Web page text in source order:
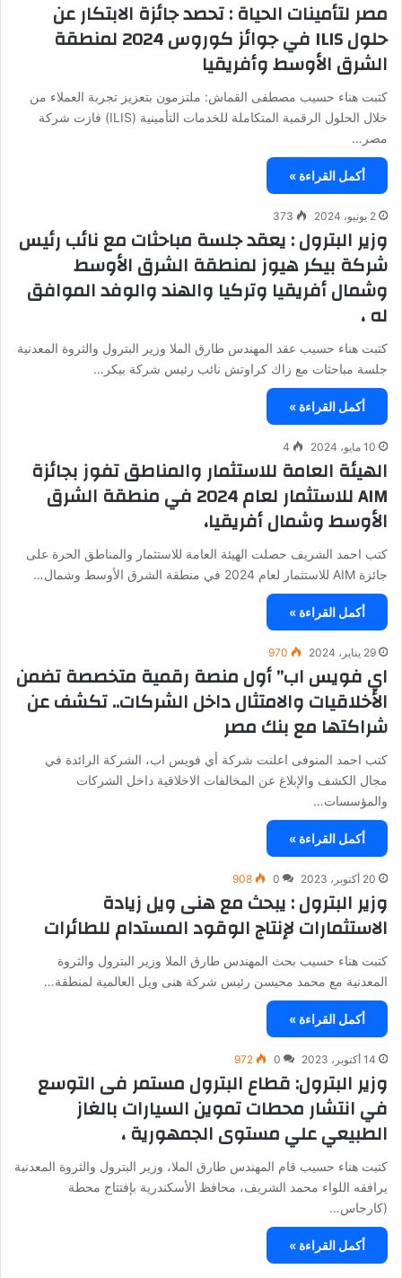
مصر لتأمينات الحياة : تحصد جائزة الابتكار عن
حلول ILIS في جوائز كوروس 2024 لمنطقة
الشرق الأوسط وأفريقيا
كتبت هناء حسيب مصطفى القماش: ملتزمون بتعزيز تجربة العملاء من
خلال الحلول الرقمية المتكاملة للخدمات التأمينية (ILIS) فازت شركة
مصر…
أكمل القراءة »
2 يونيو، 2024 373
وزير البترول : يعقد جلسة مباحثات مع نائب رئيس
شركة بيكر هيوز لمنطقة الشرق الأوسط
وشمال أفريقيا وتركيا والهند والوفد الموافق
له ،
كتبت هناء حسيب عقد المهندس طارق الملا وزير البترول والثروة المعدنية
جلسة مباحثات مع زاك كراوتش نائب رئيس شركة بيكر…
أكمل القراءة »
10 مايو، 2024 4
الهيئة العامة للاستثمار والمناطق تفوز بجائزة
AIM للاستثمار لعام 2024 في منطقة الشرق
الأوسط وشمال أفريقيا،
كتب احمد الشريف حصلت الهيئة العامة للاستثمار والمناطق الحرة على
جائزة AIM للاستثمار لعام 2024 في منطقة الشرق الأوسط وشمال…
أكمل القراءة »
29 يناير، 2024 970
اي فويس اب” أول منصة رقمية متخصصة تضمن
الأخلاقيات والامتثال داخل الشركات.. تكشف عن
شراكتها مع بنك مصر
كتب احمد المنوفى اعلنت شركة أي فويس اب، الشركة الرائدة في
مجال الكشف والإبلاغ عن المخالفات الاخلاقية داخل الشركات
والمؤسسات…
أكمل القراءة »
20 أكتوبر، 2023 0
908
وزير البترول : يبحث مع هنى ويل زيادة
الاستثمارات لإنتاج الوقود المستدام للطائرات
كتبت هناء حسيب بحث المهندس طارق الملا وزير البترول والثروة
المعدنية مع محمد محيسن رئيس شركة هنى ويل العالمية لمنطقة…
أكمل القراءة »
14 أكتوبر، 2023 0
972
وزير البترول: قطاع البترول مستمر فى التوسع
في انتشار محطات تموين السيارات بالغاز
الطبيعي علي مستوى الجمهورية ،
كتبت هناء حسيب قام المهندس طارق الملا، وزير البترول والثروة المعدنية
يرافقه اللواء محمد الشريف، محافظ الأسكندرية بإفتتاح محطة
(كارجاس…
أكمل القراءة »